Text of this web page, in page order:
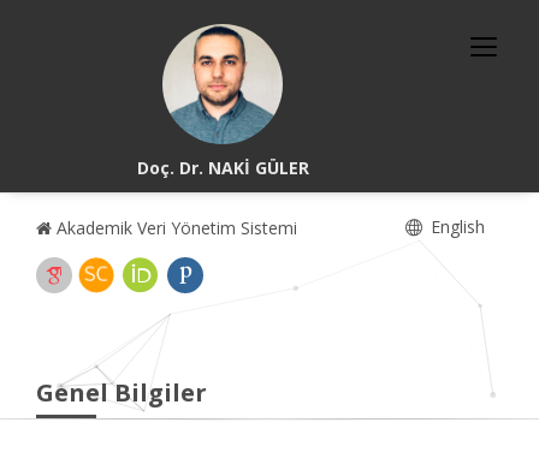
Doç. Dr. NAKİ GÜLER
Akademik Veri Yönetim Sistemi English
Genel Bilgiler